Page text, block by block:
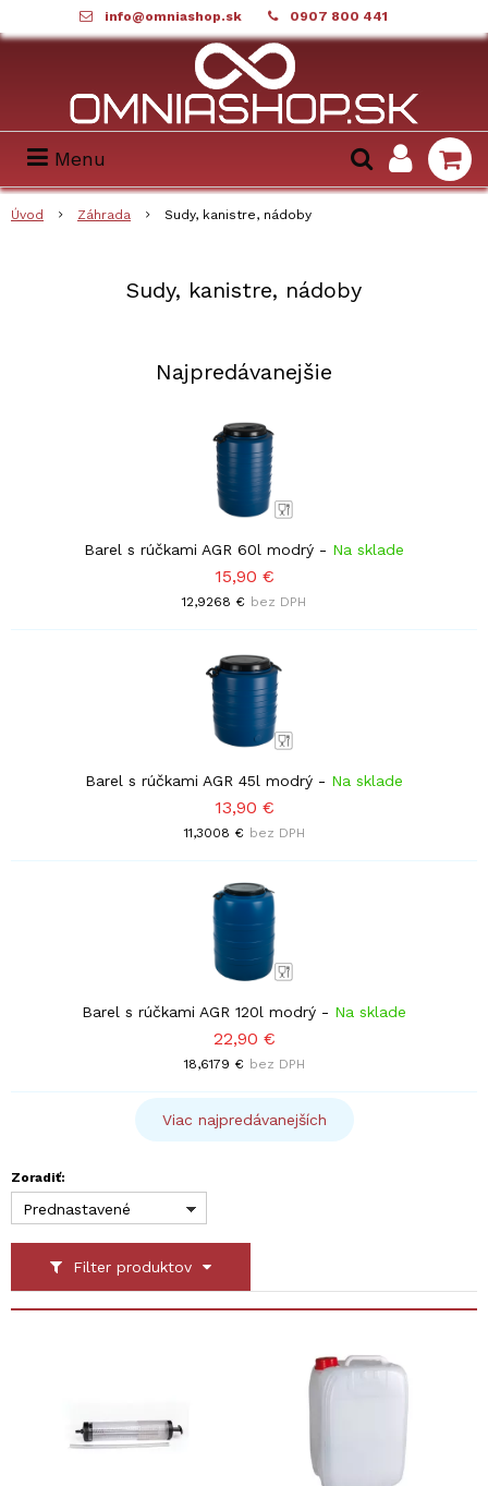
info@omniashop.sk 0907 800 441
Menu
Úvod Záhrada Sudy, kanistre, nádoby
Sudy, kanistre, nádoby
Najpredávanejšie
Barel s rúčkami AGR 60l modrý - Na sklade
15,90 €
12,9268 € bez DPH
Barel s rúčkami AGR 45l modrý - Na sklade
13,90 €
11,3008 € bez DPH
Barel s rúčkami AGR 120l modrý - Na sklade
22,90 €
18,6179 € bez DPH
Viac najpredávanejších
Filter produktov
Zoradiť:
Prednastavené